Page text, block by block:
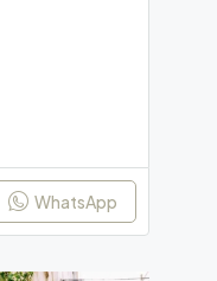
WhatsApp